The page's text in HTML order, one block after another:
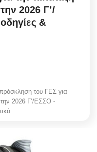
2026 Γ’/
&
του ΓΕΣ για
2026 Γ’/ΕΣΣΟ -